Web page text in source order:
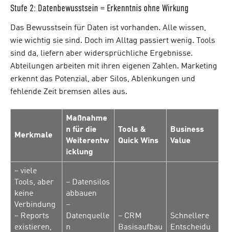
Stufe 2: Datenbewusstsein = Erkenntnis ohne Wirkung
Das Bewusstsein für Daten ist vorhanden. Alle wissen,
wie wichtig sie sind. Doch im Alltag passiert wenig. Tools
sind da, liefern aber widersprüchliche Ergebnisse.
Abteilungen arbeiten mit ihren eigenen Zahlen. Marketing
erkennt das Potenzial, aber Silos, Ablenkungen und
fehlende Zeit bremsen alles aus.
Merkmale
Maßnahme
n für die
Weiterentw
icklung
Tools &
Quick Wins
Business
Value
– viele
Tools, aber
keine
Verbindung
– Reports
existieren,
– Datensilos
abbauen
–
Datenquelle
n
– CRM
Basisaufbau
Schnellere
Entscheidu